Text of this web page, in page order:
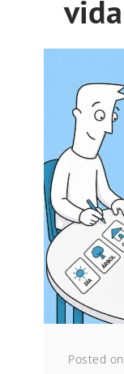
Posted